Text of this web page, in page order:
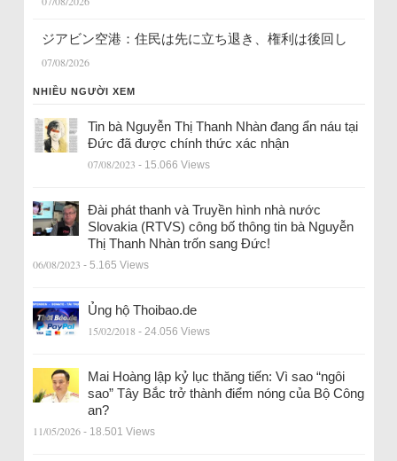
ジアビン空港：住民は先に立ち退き、権利は後回し
07/08/2026
NHIỀU NGƯỜI XEM
Tin bà Nguyễn Thị Thanh Nhàn đang ẩn náu tại
Đức đã được chính thức xác nhận
07/08/2023 - 15.066 Views
Đài phát thanh và Truyền hình nhà nước
Slovakia (RTVS) công bố thông tin bà Nguyễn
Thị Thanh Nhàn trốn sang Đức!
06/08/2023 - 5.165 Views
Ủng hộ Thoibao.de
15/02/2018 - 24.056 Views
Mai Hoàng lập kỷ lục thăng tiến: Vì sao “ngôi
sao” Tây Bắc trở thành điểm nóng của Bộ Công
an?
11/05/2026 - 18.501 Views